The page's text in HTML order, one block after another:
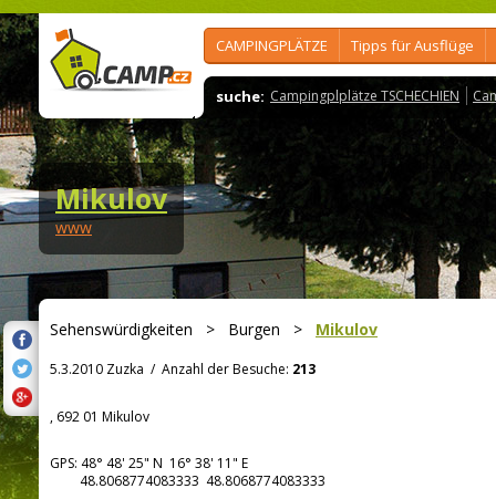
CAMPINGPLÄTZE Tipps für Ausflüge
suche: Campingplplätze TSCHECHIEN
Mikulov
www
Sehenswürdigkeiten > Burgen > Mikulov
5.3.2010 Zuzka / Anzahl der Besuche: 213
, 692 01 Mikulov
GPS: 48° 48' 25" N 16° 38' 11" E
48.8068774083333 48.8068774083333